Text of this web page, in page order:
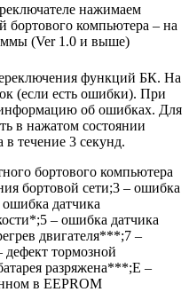
нажимаем
компьютера – на
(Ver 1.0 и выше)
функций БК. На
(если есть ошибки). При
об ошибках. Для
в нажатом состоянии
в течение 3 секунд.
бортового компьютера
бортовой сети;3 – ошибка
датчика
– ошибка датчика
двигателя***;7 –
тормозной
разряжена***;Е –
в EEPROM